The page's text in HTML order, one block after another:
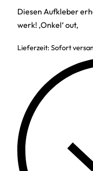
Diesen Aufkleber
werk! ‚Onkel‘ out,
Lieferzeit: Sofort